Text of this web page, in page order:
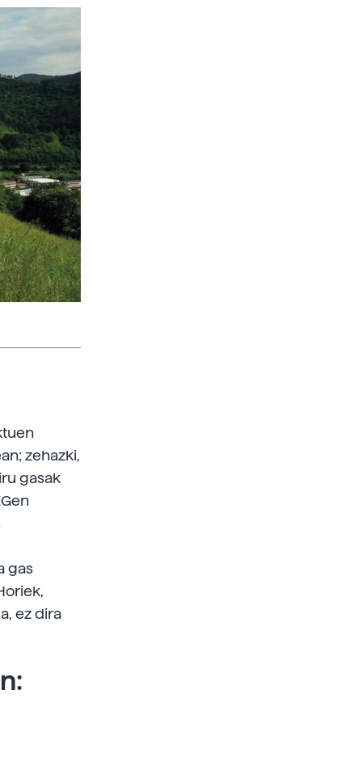
zehazki,
gasak
gas
ez dira